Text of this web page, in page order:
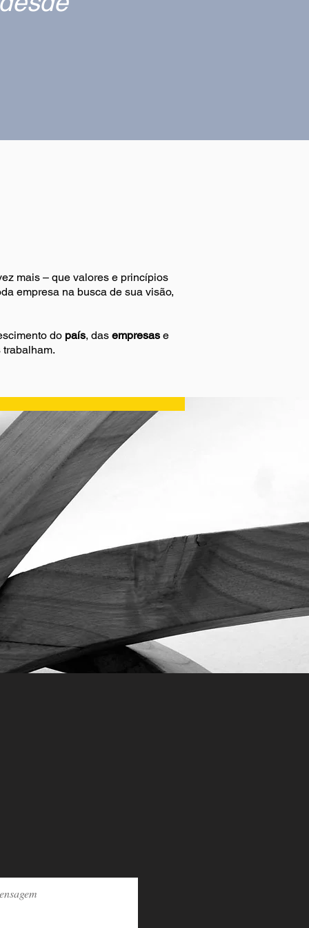
mais – que valores e princípios
empresa na busca de sua visão,
do país, das empresas e